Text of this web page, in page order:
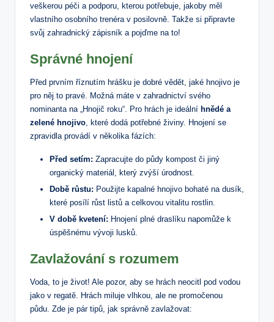
veškerou péči a podporu, kterou potřebuje, jakoby měl
vlastního osobního trenéra v posilovně. Takže si připravte
svůj zahradnický zápisník a pojďme na to!
Správné hnojení
Před prvním říznutím hrášku je dobré vědět, jaké hnojivo je
pro něj to pravé. Možná máte v zahradnictví svého
nominanta na „Hnojič roku“. Pro hrách je ideální hnědé a
zelené hnojivo , které dodá potřebné živiny. Hnojení se
zpravidla provádí v několika fázích:
Před setím: Zapracujte do půdy kompost či jiný
organický materiál, který zvýší úrodnost.
Době růstu: Použijte kapalné hnojivo bohaté na dusík,
které posílí růst listů a celkovou vitalitu rostlin.
V době kvetení: Hnojení plné draslíku napomůže k
úspěšnému vývoji lusků.
Zavlažování s rozumem
Voda, to je život! Ale pozor, aby se hrách neocitl pod vodou
jako v regatě. Hrách miluje vlhkou, ale ne promočenou
půdu. Zde je pár tipů, jak správně zavlažovat: